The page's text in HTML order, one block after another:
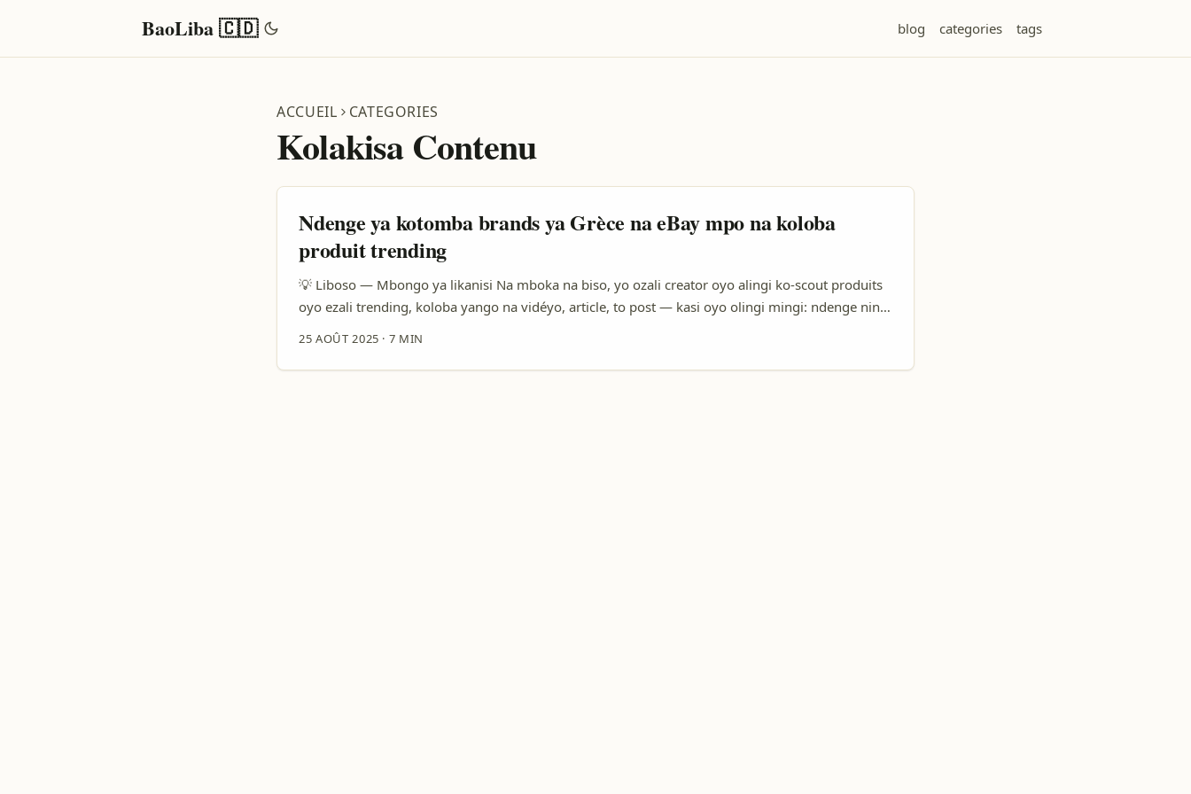
BaoLiba 🇨🇩 blog categories tags
ACCUEIL CATEGORIES
Kolakisa Contenu
Ndenge ya kotomba brands ya Grèce na eBay mpo na koloba
produit trending
💡 Liboso — Mbongo ya likanisi Na mboka na biso, yo ozali creator oyo alingi ko-scout produits
oyo ezali trending, koloba yango na vidéyo, article, to post — kasi oyo olingi mingi: ndenge nini
okoki koyoka brands ya Grèce oyo bazali na eBay mpo na kosala review? Problem oyo ezali
brands ya Grèce bazali mingi na boutiques oyo ezali international; baza na mboka ya Europe,
25 AOÛT 2025 · 7 MIN